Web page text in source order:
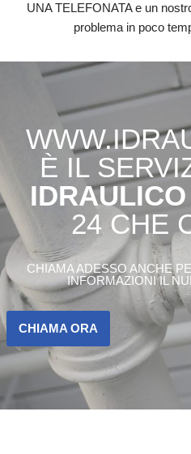
UNA TELEFONATA e un
problema in poco
È IL
IDRAULICO
24 CHE
CHIAMA ADESSO ANCHE
INFORMAZIONI IL
CHIAMA ORA